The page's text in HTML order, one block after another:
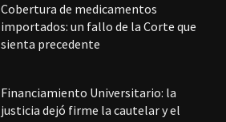
Cobertura de medicamentos
importados: un fallo de la Corte que
sienta precedente
Financiamiento Universitario: la
justicia dejó firme la cautelar y el